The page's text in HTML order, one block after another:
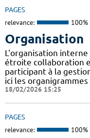
PAGES
relevance: 100%
Organisation
L'organisation
étroite collaboration
participant à la
ici les
18/02/2026 15:25
PAGES
relevance: 100%